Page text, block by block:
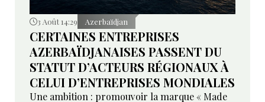
3 Août 14:29 Azerbaïdjan
CERTAINES ENTREPRISES
AZERBAÏDJANAISES PASSENT DU
STATUT D’ACTEURS RÉGIONAUX À
CELUI D’ENTREPRISES MONDIALES
Une ambition : promouvoir la marque « Made